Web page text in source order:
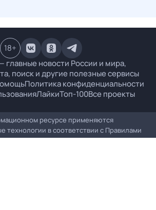
главные новости России и мира,
поиск и другие полезные сервисы
Политика конфиденциальности
ЛайкиТоп-100Все проекты
18+
ресурсе применяются
технологии в соответствии с Правилами